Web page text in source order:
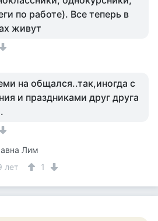
по работе). Все теперь в
живут
на общался..так,иногда с
и праздниками друг друга
Лим
лет 1